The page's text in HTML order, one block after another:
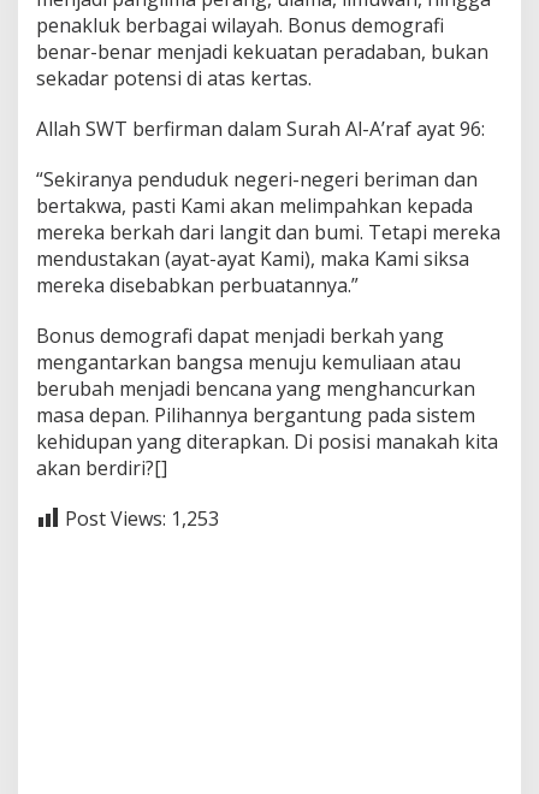
penakluk berbagai wilayah. Bonus demografi
benar-benar menjadi kekuatan peradaban, bukan
sekadar potensi di atas kertas.
Allah SWT berfirman dalam Surah Al-A’raf ayat 96:
“Sekiranya penduduk negeri-negeri beriman dan
bertakwa, pasti Kami akan melimpahkan kepada
mereka berkah dari langit dan bumi. Tetapi mereka
mendustakan (ayat-ayat Kami), maka Kami siksa
mereka disebabkan perbuatannya.”
Bonus demografi dapat menjadi berkah yang
mengantarkan bangsa menuju kemuliaan atau
berubah menjadi bencana yang menghancurkan
masa depan. Pilihannya bergantung pada sistem
kehidupan yang diterapkan. Di posisi manakah kita
akan berdiri?[]
Post Views: 1,253